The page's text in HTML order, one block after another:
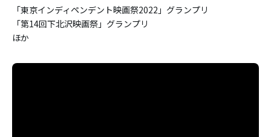
「東京インディペンデント映画祭2022」グランプリ
「第14回下北沢映画祭」グランプリ
ほか